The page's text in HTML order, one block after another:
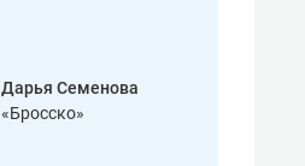
Дарья Семенова
«Бросско»